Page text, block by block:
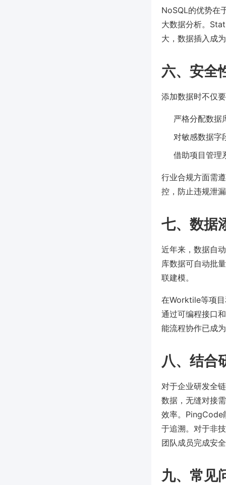
NoSQL的优势在
大数据分析。
大，数据插入成
六、安全
添加数据时不仅
严格分配数据
对敏感数据字
借助项目管理
行业合规方面需
控，防止违规泄
七、数据
近年来，数据自
库数据可自动批
联建模。
在Worktile等项
通过可编程接口
能流程协作已成
八、结合
对于企业研发全
数据，无缝对接
效率。PingCode
于追溯。对于非
团队成员完成安
九、常见